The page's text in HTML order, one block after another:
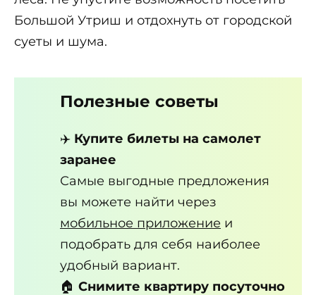
Большой Утриш и отдохнуть от городской
суеты и шума.
Полезные советы
✈️ Купите билеты на самолет
заранее
Самые выгодные предложения
вы можете найти через
мобильное приложение и
подобрать для себя наиболее
удобный вариант.
🏠 Снимите квартиру посуточно